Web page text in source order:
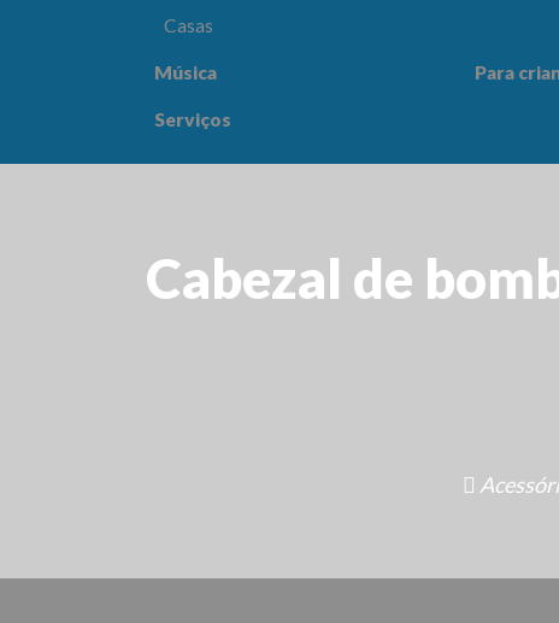
Casas
Música Para
Serviços
Cabezal de